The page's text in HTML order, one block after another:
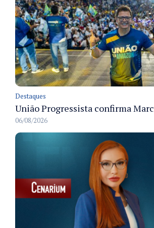
Destaques
06/08/2026